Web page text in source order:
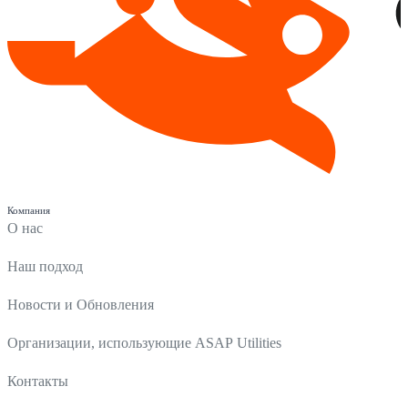
Компания
О нас
Наш подход
Новости и Обновления
Организации, использующие ASAP Utilities
Контакты